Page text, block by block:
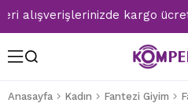
kargo
Anasayfa Kadın Fantezi Giyim